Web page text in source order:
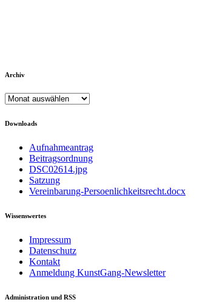
Archiv
Archiv
Downloads
Aufnahmeantrag
Beitragsordnung
DSC02614.jpg
Satzung
Vereinbarung-Persoenlichkeitsrecht.docx
Wissenswertes
Impressum
Datenschutz
Kontakt
Anmeldung KunstGang-Newsletter
Administration und RSS